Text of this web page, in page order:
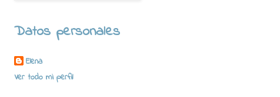
Datos personales
Elena
Ver todo mi perfil